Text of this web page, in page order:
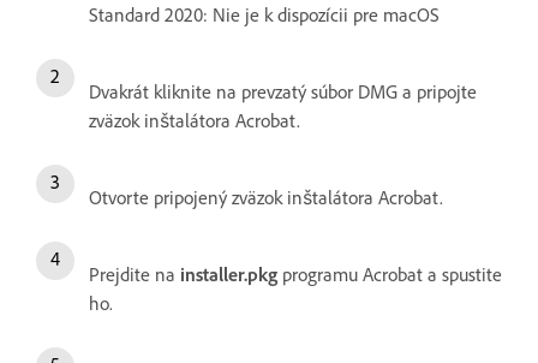
Standard 2020: Nie je k dispozícii pre macOS
Dvakrát kliknite na prevzatý súbor DMG a pripojte
zväzok inštalátora Acrobat.
Otvorte pripojený zväzok inštalátora Acrobat.
Prejdite na installer.pkg programu Acrobat a spustite
ho.